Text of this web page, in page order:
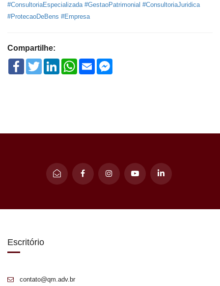
#ConsultoriaEspecializada #GestaoPatrimonial #ConsultoriaJuridica
#ProtecaoDeBens #Empresa
Compartilhe:
FacebookTwitter LinkedInWhatsApp
Email
Escritório
contato@qm.adv.br